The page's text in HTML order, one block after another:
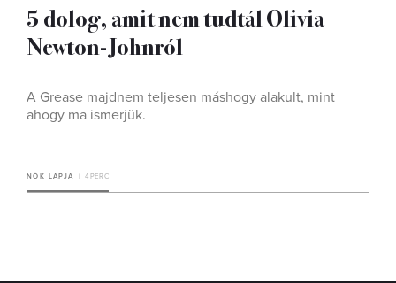
5 dolog, amit nem tudtál Olivia
Newton-Johnról
A Grease majdnem teljesen máshogy alakult, mint
ahogy ma ismerjük.
NŐK LAPJA 4 PERC